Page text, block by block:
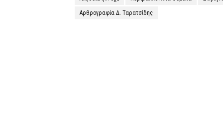
Αρθρογραφία Δ. Ταρατσίδης